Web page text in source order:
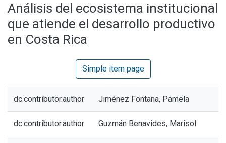
Análisis del ecosistema institucional
que atiende el desarrollo productivo
en Costa Rica
Simple item page
dc.contributor.author Jiménez Fontana, Pamela
dc.contributor.author Guzmán Benavides, Marisol